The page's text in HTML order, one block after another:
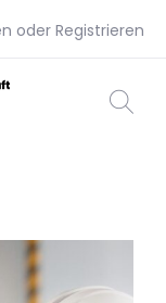
oder Registrieren